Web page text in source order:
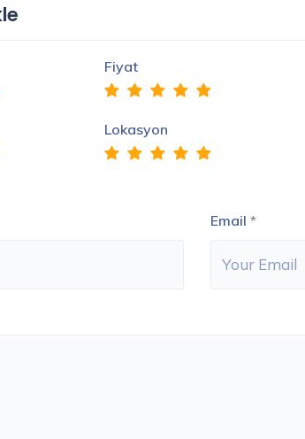
Fiyat
Lokasyon
Email *